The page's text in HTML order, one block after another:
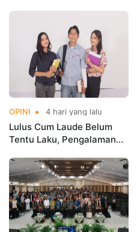
OPINI 4 hari yang lalu
Lulus Cum Laude Belum
Tentu Laku, Pengalaman